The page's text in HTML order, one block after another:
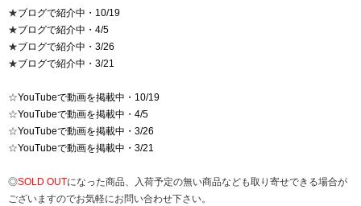
★ブログで紹介中・10/19
★ブログで紹介中・4/5
★ブログで紹介中・3/26
★ブログで紹介中・3/21
☆YouTubeで動画を掲載中・10/19
☆YouTubeで動画を掲載中・4/5
☆YouTubeで動画を掲載中・3/26
☆YouTubeで動画を掲載中・3/21
◎SOLD OUTになった商品、入荷予定の無い商品なども取り寄せできる場合が
ございますのでお気軽にお問い合わせ下さい。